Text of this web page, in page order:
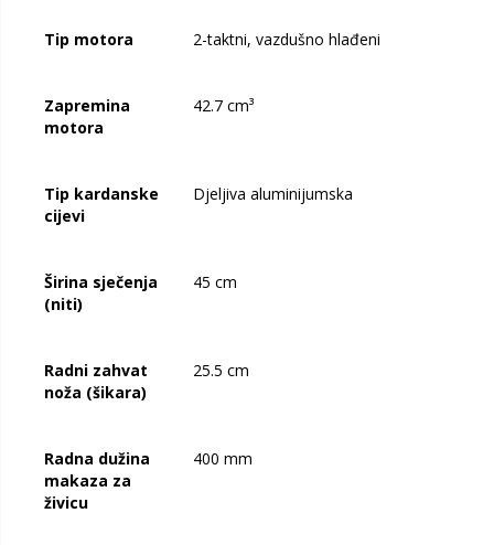
Tip motora 2-taktni, vazdušno hlađeni
Zapremina
motora
42.7 cm³
Tip kardanske
cijevi
Djeljiva aluminijumska
Širina sječenja
(niti)
45 cm
Radni zahvat
noža (šikara)
25.5 cm
Radna dužina
makaza za
živicu
400 mm